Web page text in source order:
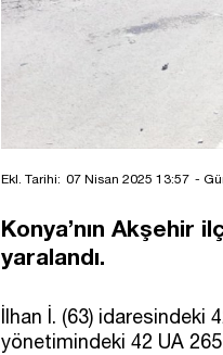
Ekl. Tarihi: 07 Nisan 2025 13:57 -
Konya’nın Akşehir
yaralandı.
İlhan İ. (63) idaresindeki
yönetimindeki 42 UA